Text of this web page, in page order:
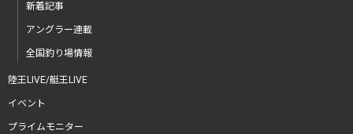
新着記事
アングラー連載
全国釣り場情報
陸王LIVE/艇王LIVE
イベント
プライムモニター